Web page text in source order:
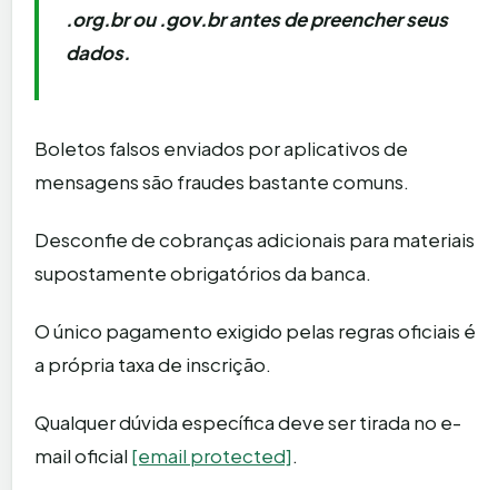
.org.br ou .gov.br antes de preencher seus
dados.
Boletos falsos enviados por aplicativos de
mensagens são fraudes bastante comuns.
Desconfie de cobranças adicionais para materiais
supostamente obrigatórios da banca.
O único pagamento exigido pelas regras oficiais é
a própria taxa de inscrição.
Qualquer dúvida específica deve ser tirada no e-
mail oficial [email protected].